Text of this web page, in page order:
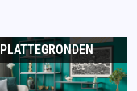
PLATTEGRONDEN